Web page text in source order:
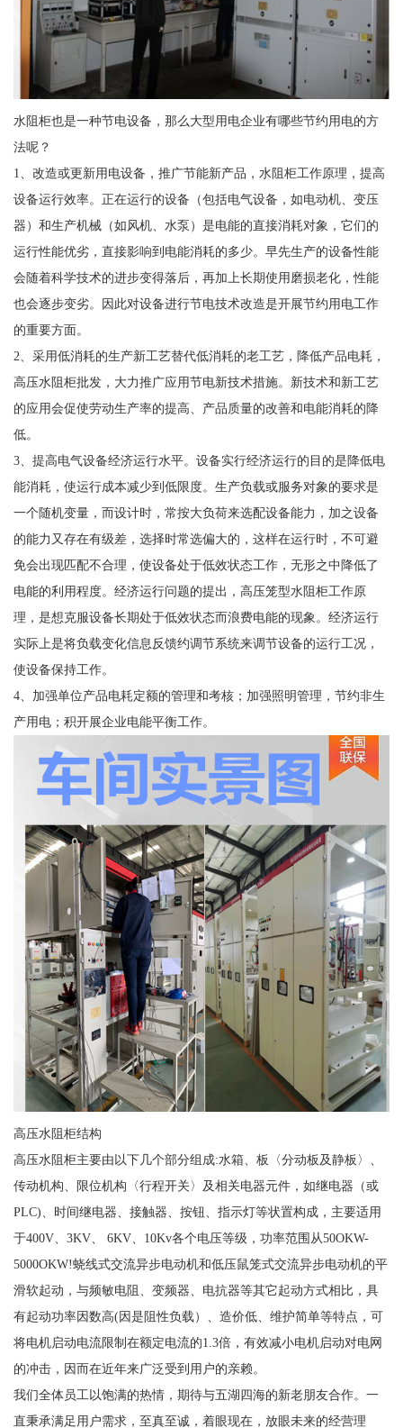
水阻柜也是一种节电设备，那么大型用电企业有哪些节约用电的方
法呢？
1、改造或更新用电设备，推广节能新产品，水阻柜工作原理，提高
设备运行效率。正在运行的设备（包括电气设备，如电动机、变压
器）和生产机械（如风机、水泵）是电能的直接消耗对象，它们的
运行性能优劣，直接影响到电能消耗的多少。早先生产的设备性能
会随着科学技术的进步变得落后，再加上长期使用磨损老化，性能
也会逐步变劣。因此对设备进行节电技术改造是开展节约用电工作
的重要方面。
2、采用低消耗的生产新工艺替代低消耗的老工艺，降低产品电耗，
高压水阻柜批发，大力推广应用节电新技术措施。新技术和新工艺
的应用会促使劳动生产率的提高、产品质量的改善和电能消耗的降
低。
3、提高电气设备经济运行水平。设备实行经济运行的目的是降低电
能消耗，使运行成本减少到低限度。生产负载或服务对象的要求是
一个随机变量，而设计时，常按大负荷来选配设备能力，加之设备
的能力又存在有级差，选择时常选偏大的，这样在运行时，不可避
免会出现匹配不合理，使设备处于低效状态工作，无形之中降低了
电能的利用程度。经济运行问题的提出，高压笼型水阻柜工作原
理，是想克服设备长期处于低效状态而浪费电能的现象。经济运行
实际上是将负载变化信息反馈约调节系统来调节设备的运行工况，
使设备保持工作。
4、加强单位产品电耗定额的管理和考核；加强照明管理，节约非生
产用电；积开展企业电能平衡工作。
高压水阻柜结构
高压水阻柜主要由以下几个部分组成:水箱、板〈分动板及静板〉、
传动机构、限位机构〈行程开关〉及相关电器元件，如继电器（或
PLC)、时间继电器、接触器、按钮、指示灯等状置构成，主要适用
于400V、3KV、 6KV、10Kv各个电压等级，功率范围从50OKW-
5000OKW!蛲线式交流异步电动机和低压鼠笼式交流异步电动机的平
滑软起动，与频敏电阻、变频器、电抗器等其它起动方式相比，具
有起动功率因数高(因是阻性负载）、造价低、维护简单等特点，可
将电机启动电流限制在额定电流的1.3倍，有效减小电机启动对电网
的冲击，因而在近年来广泛受到用户的亲赖。
我们全体员工以饱满的热情，期待与五湖四海的新老朋友合作。一
直秉承满足用户需求，至真至诚，着眼现在，放眼未来的经营理